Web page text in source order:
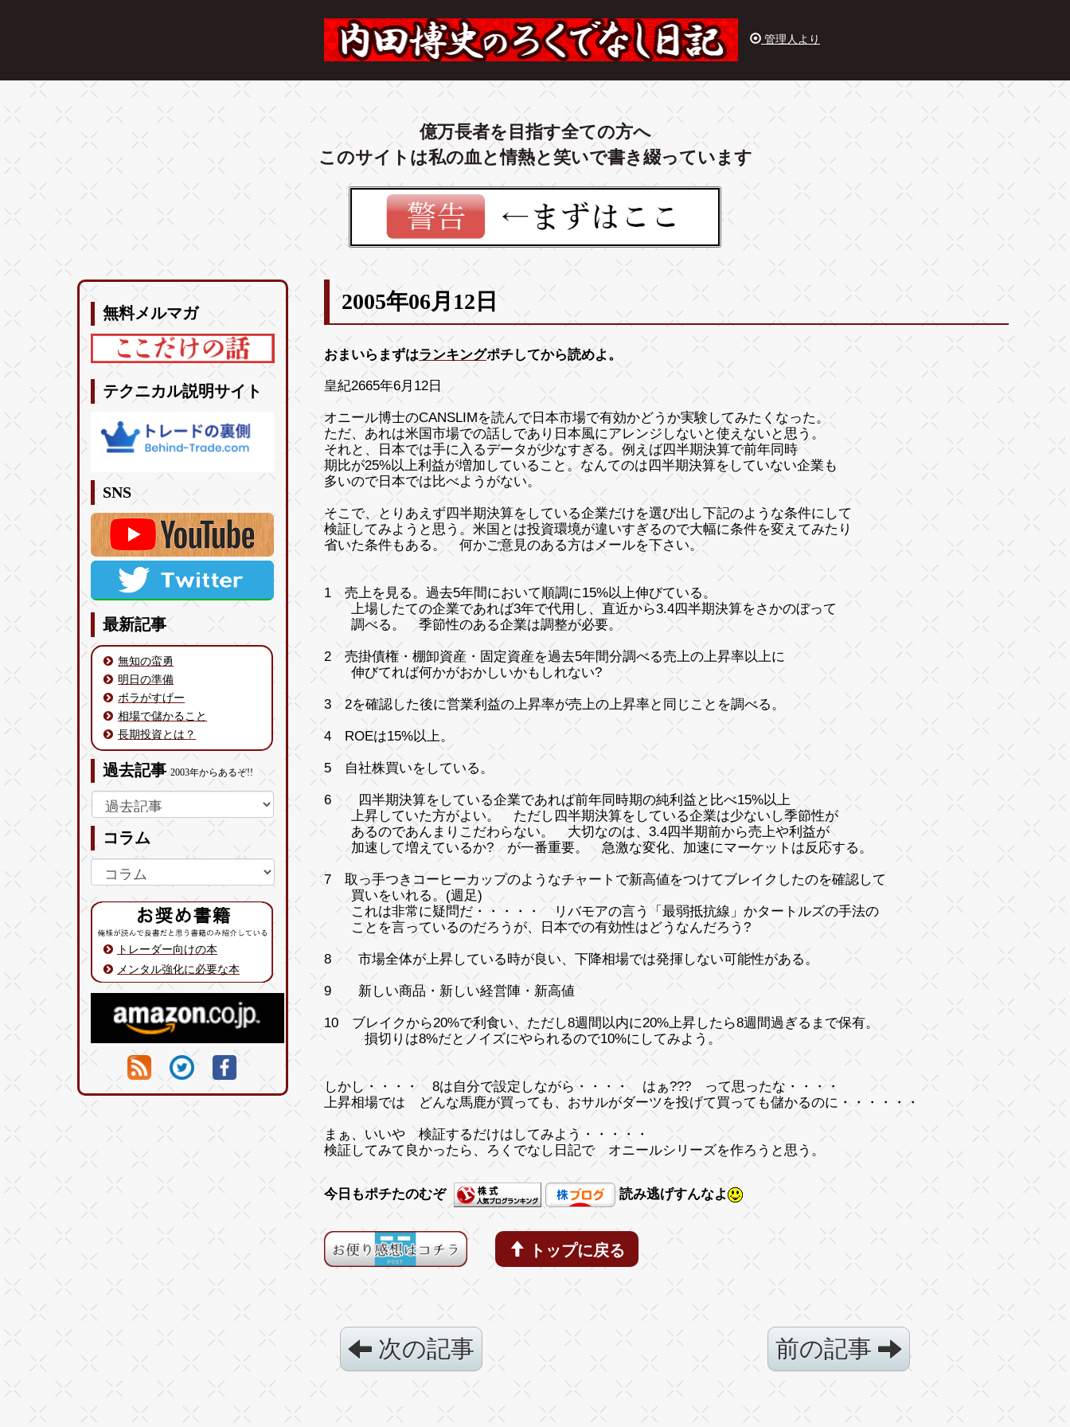
管理人より
億万長者を目指す全ての方へ
このサイトは私の血と情熱と笑いで書き綴っています
無料メルマガ
テクニカル説明サイト
SNS
最新記事
無知の蛮勇
明日の準備
ボラがすげー
相場で儲かること
長期投資とは？
過去記事2003年からあるぞ!!
コラム
トレーダー向けの本
メンタル強化に必要な本
2005年06月12日
おまいらまずはランキングポチしてから読めよ。
皇紀2665年6月12日
オニール博士のCANSLIMを読んで日本市場で有効かどうか実験してみたくなった。
ただ、あれは米国市場での話しであり日本風にアレンジしないと使えないと思う。
それと、日本では手に入るデータが少なすぎる。例えば四半期決算で前年同時
期比が25%以上利益が増加していること。なんてのは四半期決算をしていない企業も
多いので日本では比べようがない。
そこで、とりあえず四半期決算をしている企業だけを選び出し下記のような条件にして
検証してみようと思う。米国とは投資環境が違いすぎるので大幅に条件を変えてみたり
省いた条件もある。 何かご意見のある方はメールを下さい。
1 売上を見る。過去5年間において順調に15%以上伸びている。
上場したての企業であれば3年で代用し、直近から3.4四半期決算をさかのぼって
調べる。 季節性のある企業は調整が必要。
2 売掛債権・棚卸資産・固定資産を過去5年間分調べる売上の上昇率以上に
伸びてれば何かがおかしいかもしれない?
3 2を確認した後に営業利益の上昇率が売上の上昇率と同じことを調べる。
4 ROEは15%以上。
5 自社株買いをしている。
6 四半期決算をしている企業であれば前年同時期の純利益と比べ15%以上
上昇していた方がよい。 ただし四半期決算をしている企業は少ないし季節性が
あるのであんまりこだわらない。 大切なのは、3.4四半期前から売上や利益が
加速して増えているか? が一番重要。 急激な変化、加速にマーケットは反応する。
7 取っ手つきコーヒーカップのようなチャートで新高値をつけてブレイクしたのを確認して
買いをいれる。(週足)
これは非常に疑問だ・・・・・ リバモアの言う「最弱抵抗線」かタートルズの手法の
ことを言っているのだろうが、日本での有効性はどうなんだろう?
8 市場全体が上昇している時が良い、下降相場では発揮しない可能性がある。
9 新しい商品・新しい経営陣・新高値
10 ブレイクから20%で利食い、ただし8週間以内に20%上昇したら8週間過ぎるまで保有。
損切りは8%だとノイズにやられるので10%にしてみよう。
しかし・・・・ 8は自分で設定しながら・・・・ はぁ??? って思ったな・・・・
上昇相場では どんな馬鹿が買っても、おサルがダーツを投げて買っても儲かるのに・・・・・・
まぁ、いいや 検証するだけはしてみよう・・・・・
検証してみて良かったら、ろくでなし日記で オニールシリーズを作ろうと思う。
今日もポチたのむぞ 読み逃げすんなよ
トップに戻る
次の記事 前の記事